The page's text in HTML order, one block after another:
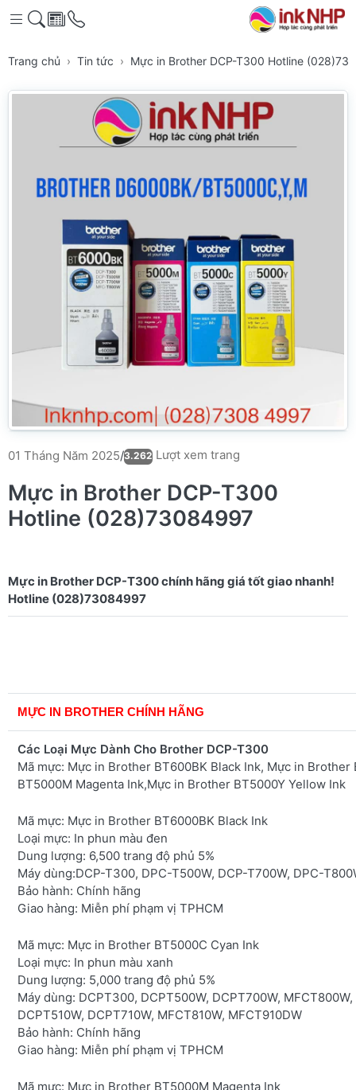
Trang chủ Tin tức Mực in Brother DCP-T300 Hotline
01 Tháng Năm 2025/3.262 Lượt xem trang
Mực in Brother DCP-T300
Hotline (028)73084997
Mực in Brother DCP-T300 chính hãng giá tốt giao nhanh!
MỰC IN BROTHER CHÍNH HÃNG
Các Loại Mực Dành Cho Brother DCP-T300
Mã mực: Mực in Brother BT600BK Black Ink, Mực in
BT5000M Magenta Ink,Mực in Brother BT5000Y Yellow Ink
Mã mực: Mực in Brother BT6000BK Black Ink
Loại mực: In phun màu đen
Dung lượng: 6,500 trang độ phủ 5%
Máy dùng:DCP-T300, DPC-T500W, DCP-T700W, DPC-
Bảo hành: Chính hãng
Giao hàng: Miễn phí phạm vị TPHCM
Mã mực: Mực in Brother BT5000C Cyan Ink
Loại mực: In phun màu xanh
Dung lượng: 5,000 trang độ phủ 5%
Máy dùng: DCPT300, DCPT500W, DCPT700W, MFCT800W,
DCPT510W, DCPT710W, MFCT810W, MFCT910DW
Bảo hành: Chính hãng
Giao hàng: Miễn phí phạm vị TPHCM
Mã mực: Mực in Brother BT5000M Magenta Ink